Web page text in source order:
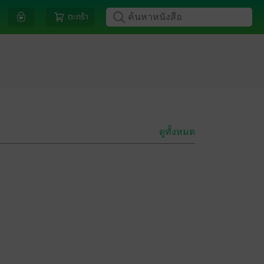
ตะกร้า
ดูทั้งหมด